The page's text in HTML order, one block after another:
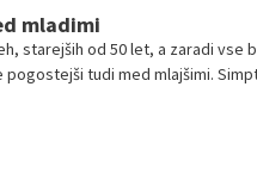
mladimi
starejših od 50 let, a zaradi vse
tudi med mlajšimi.